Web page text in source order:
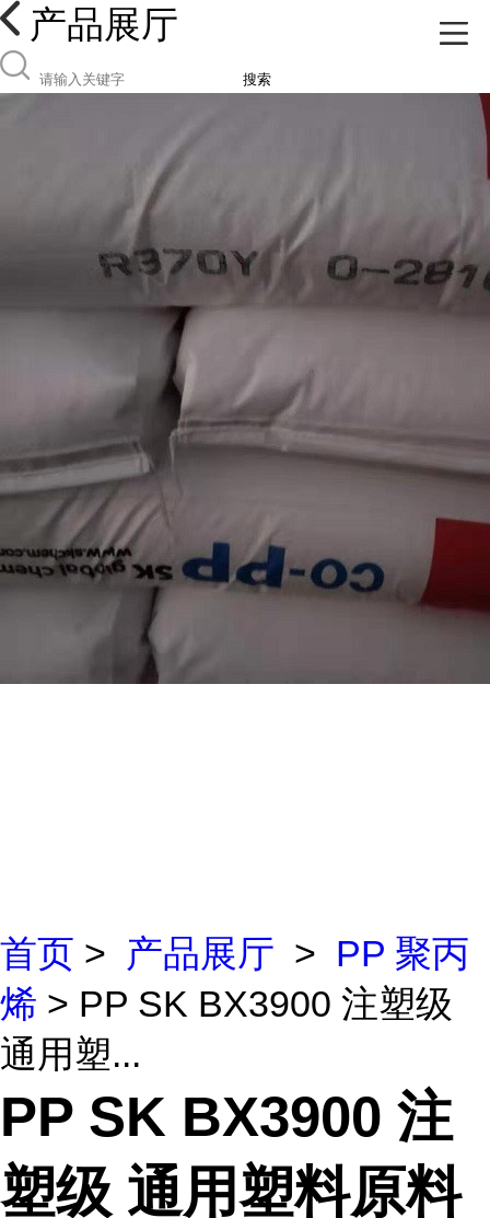
产品展厅
搜索
首页 > 产品展厅 > PP 聚丙
烯 > PP SK BX3900 注塑级
通用塑...
PP SK BX3900 注
塑级 通用塑料原料